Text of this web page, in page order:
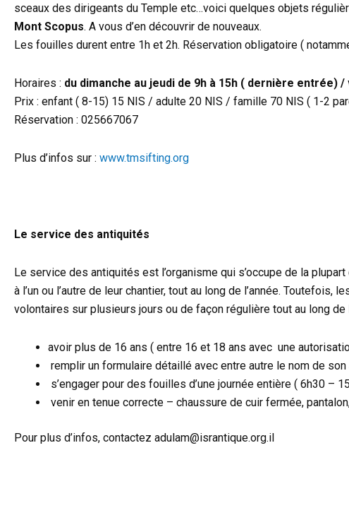
sceaux des dirigeants du Temple etc…voici quelques objets
Mont Scopus. A vous d’en découvrir de nouveaux.
Les fouilles durent entre 1h et 2h. Réservation obligatoire (
Horaires : du dimanche au jeudi de 9h à 15h ( dernière entrée)
Prix : enfant ( 8-15) 15 NIS / adulte 20 NIS / famille 70 NIS ( 1-2
Réservation : 025667067
Plus d’infos sur : www.tmsifting.org
Le service des antiquités
Le service des antiquités est l’organisme qui s’occupe de la
à l’un ou l’autre de leur chantier, tout au long de l’année.
volontaires sur plusieurs jours ou de façon régulière tout au long
avoir plus de 16 ans ( entre 16 et 18 ans avec une
remplir un formulaire détaillé avec entre autre le nom de
s’engager pour des fouilles d’une journée entière ( 6h30 –
venir en tenue correcte – chaussure de cuir fermée,
Pour plus d’infos, contactez adulam@israntique.org.il